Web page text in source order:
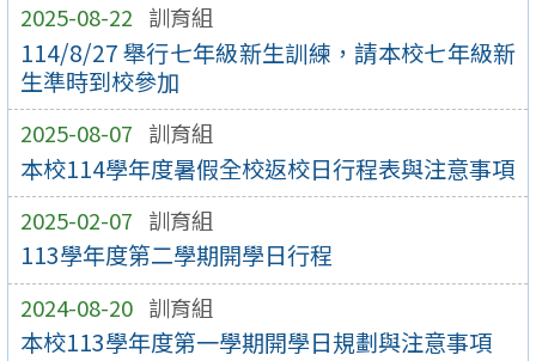
2025-08-22 訓育組
114/8/27 舉行七年級新生訓練，請本校七年級新
生準時到校參加
2025-08-07 訓育組
本校114學年度暑假全校返校日行程表與注意事項
2025-02-07 訓育組
113學年度第二學期開學日行程
2024-08-20 訓育組
本校113學年度第一學期開學日規劃與注意事項